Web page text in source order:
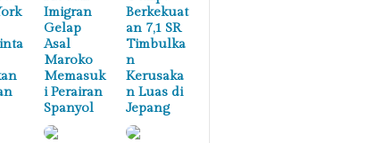
Imigran
Gelap
Asal
Maroko
Memasuk
i Perairan
Spanyol
Berkekuat
an 7,1 SR
Timbulka
n
Kerusaka
n Luas di
Jepang